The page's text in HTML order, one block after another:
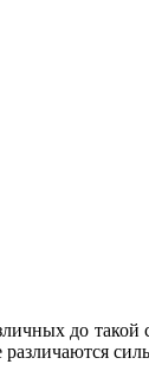
до